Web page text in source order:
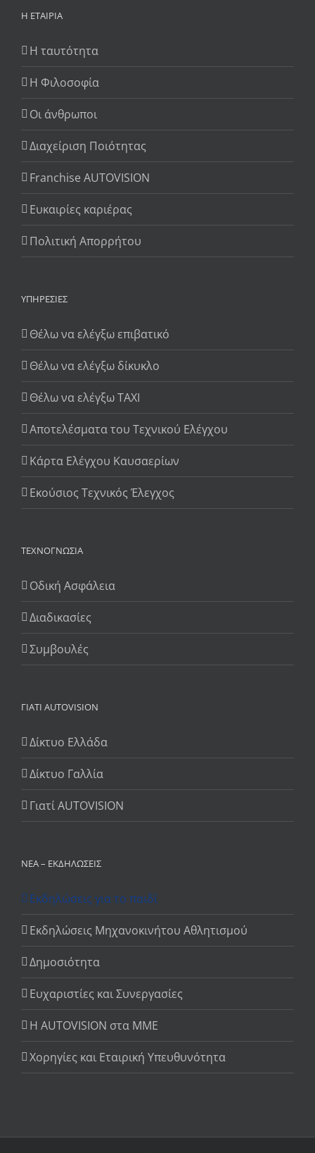
Η ΕΤΑΙΡΊΑ
Η ταυτότητα
Η Φιλοσοφία
Οι άνθρωποι
Διαχείριση Ποιότητας
Franchise AUTOVISION
Ευκαιρίες καριέρας
Πολιτική Απορρήτου
ΥΠΗΡΕΣΊΕΣ
Θέλω να ελέγξω επιβατικό
Θέλω να ελέγξω δίκυκλο
Θέλω να ελέγξω TAXI
Αποτελέσματα του Τεχνικού Ελέγχου
Κάρτα Ελέγχου Καυσαερίων
Εκούσιος Τεχνικός Έλεγχος
ΤΕΧΝΟΓΝΩΣΊΑ
Οδική Ασφάλεια
Διαδικασίες
Συμβουλές
ΓΙΆΤΙ AUTOVISION
Δίκτυο Ελλάδα
Δίκτυο Γαλλία
Γιατί AUTOVISION
ΝΈΑ – ΕΚΔΗΛΏΣΕΙΣ
Εκδηλώσεις για το παιδί
Εκδηλώσεις Μηχανοκινήτου Αθλητισμού
Δημοσιότητα
Ευχαριστίες και Συνεργασίες
Η AUTOVISION στα ΜΜΕ
Χορηγίες και Εταιρική Υπευθυνότητα